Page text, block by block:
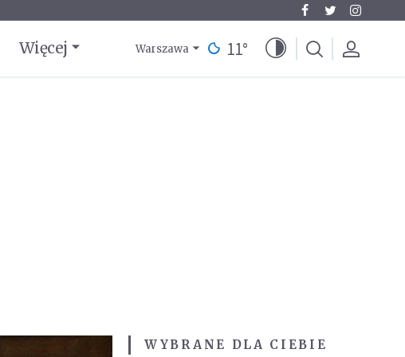
Więcej Warszawa 11°
WYBRANE DLA CIEBIE